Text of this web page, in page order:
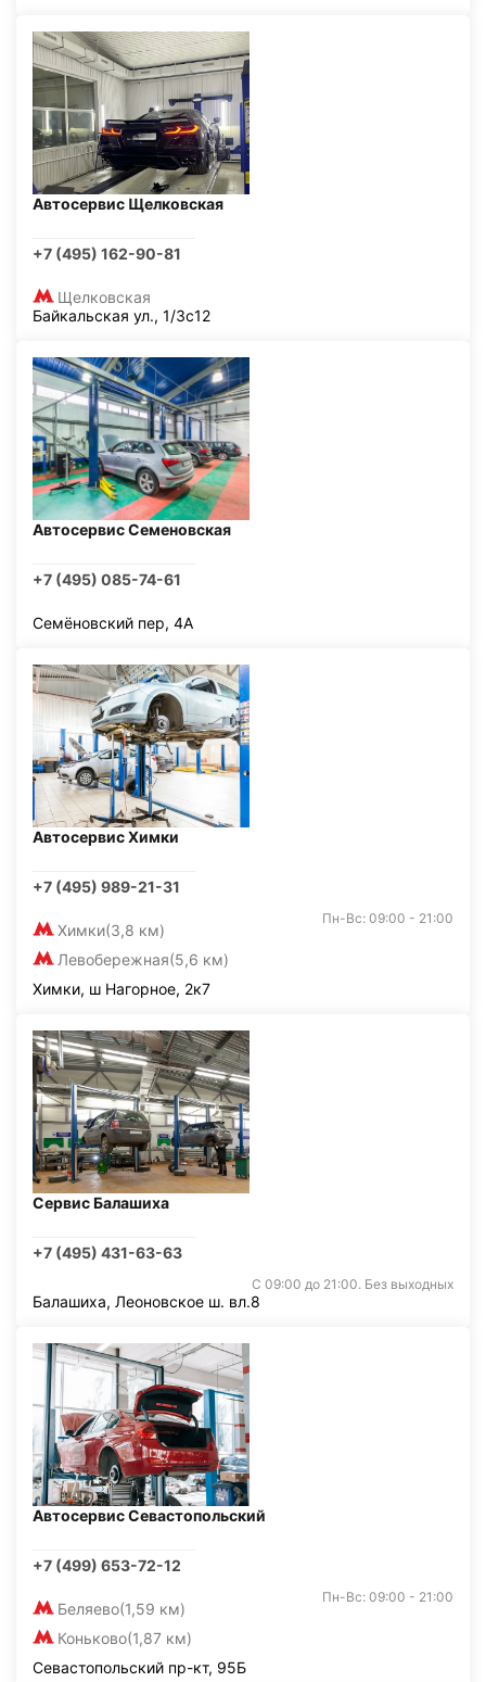
Автосервис Щелковская
+7 (495) 162-90-81
Щелковская
Байкальская ул., 1/3с12
Автосервис Семеновская
+7 (495) 085-74-61
Семёновский пер, 4А
Автосервис Химки
+7 (495) 989-21-31
Химки(3,8 км)
Левобережная(5,6 км)
Пн-Вс: 09:00 - 21:00
Химки, ш Нагорное, 2к7
Сервис Балашиха
+7 (495) 431-63-63
С 09:00 до 21:00. Без выходных
Балашиха, Леоновское ш. вл.8
Автосервис Севастопольский
+7 (499) 653-72-12
Беляево(1,59 км)
Коньково(1,87 км)
Пн-Вс: 09:00 - 21:00
Севастопольский пр-кт, 95Б